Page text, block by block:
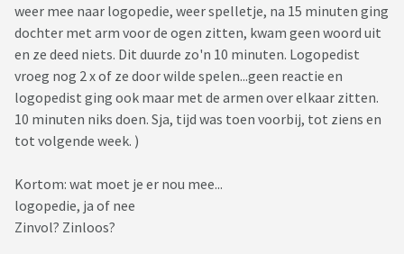
weer mee naar logopedie, weer spelletje, na 15 minuten ging
dochter met arm voor de ogen zitten, kwam geen woord uit
en ze deed niets. Dit duurde zo'n 10 minuten. Logopedist
vroeg nog 2 x of ze door wilde spelen...geen reactie en
logopedist ging ook maar met de armen over elkaar zitten.
10 minuten niks doen. Sja, tijd was toen voorbij, tot ziens en
tot volgende week. )
Kortom: wat moet je er nou mee...
logopedie, ja of nee
Zinvol? Zinloos?